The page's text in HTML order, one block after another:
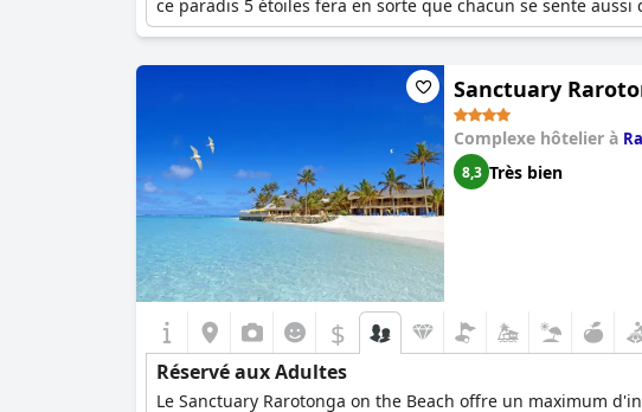
ce paradis 5 étoiles fera en sorte que chacun se sente
Sanctuary
Complexe hôtelier à
8,3 Très bien
$
Réservé aux Adultes
Le Sanctuary Rarotonga on the Beach offre un maximum